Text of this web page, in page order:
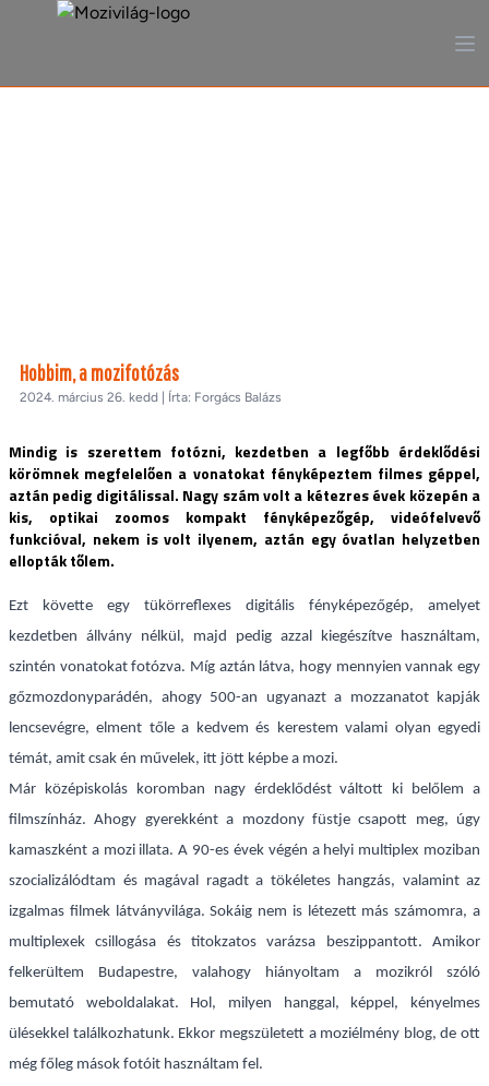
Hobbim, a mozifotózás
2024. március 26. kedd | Írta: Forgács Balázs
Mindig is szerettem fotózni, kezdetben a legfőbb érdeklődési
körömnek megfelelően a vonatokat fényképeztem filmes géppel,
aztán pedig digitálissal. Nagy szám volt a kétezres évek közepén a
kis, optikai zoomos kompakt fényképezőgép, videófelvevő
funkcióval, nekem is volt ilyenem, aztán egy óvatlan helyzetben
ellopták tőlem.
Ezt követte egy tükörreflexes digitális fényképezőgép, amelyet
kezdetben állvány nélkül, majd pedig azzal kiegészítve használtam,
szintén vonatokat fotózva. Míg aztán látva, hogy mennyien vannak egy
gőzmozdonyparádén, ahogy 500-an ugyanazt a mozzanatot kapják
lencsevégre, elment tőle a kedvem és kerestem valami olyan egyedi
témát, amit csak én művelek, itt jött képbe a mozi.
Már középiskolás koromban nagy érdeklődést váltott ki belőlem a
filmszínház. Ahogy gyerekként a mozdony füstje csapott meg, úgy
kamaszként a mozi illata. A 90-es évek végén a helyi multiplex moziban
szocializálódtam és magával ragadt a tökéletes hangzás, valamint az
izgalmas filmek látványvilága. Sokáig nem is létezett más számomra, a
multiplexek csillogása és titokzatos varázsa beszippantott. Amikor
felkerültem Budapestre, valahogy hiányoltam a mozikról szóló
bemutató weboldalakat. Hol, milyen hanggal, képpel, kényelmes
ülésekkel találkozhatunk. Ekkor megszületett a moziélmény blog, de ott
még főleg mások fotóit használtam fel.